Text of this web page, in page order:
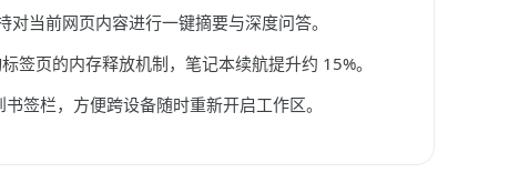
对当前网页内容进行一键摘要与深度问答。
签页的内存释放机制，笔记本续航提升约 15%。
签栏，方便跨设备随时重新开启工作区。